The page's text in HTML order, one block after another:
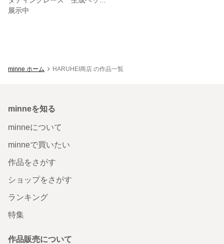
展示中
minne ホーム HARUHEI商店 の作品一覧
minneを知る
minneについて
minneで買いたい
作品をさがす
ショップをさがす
ランキング
特集
作品販売について